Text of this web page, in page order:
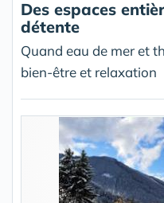
Des espaces
détente
Quand eau de mer et
bien-être et relaxation